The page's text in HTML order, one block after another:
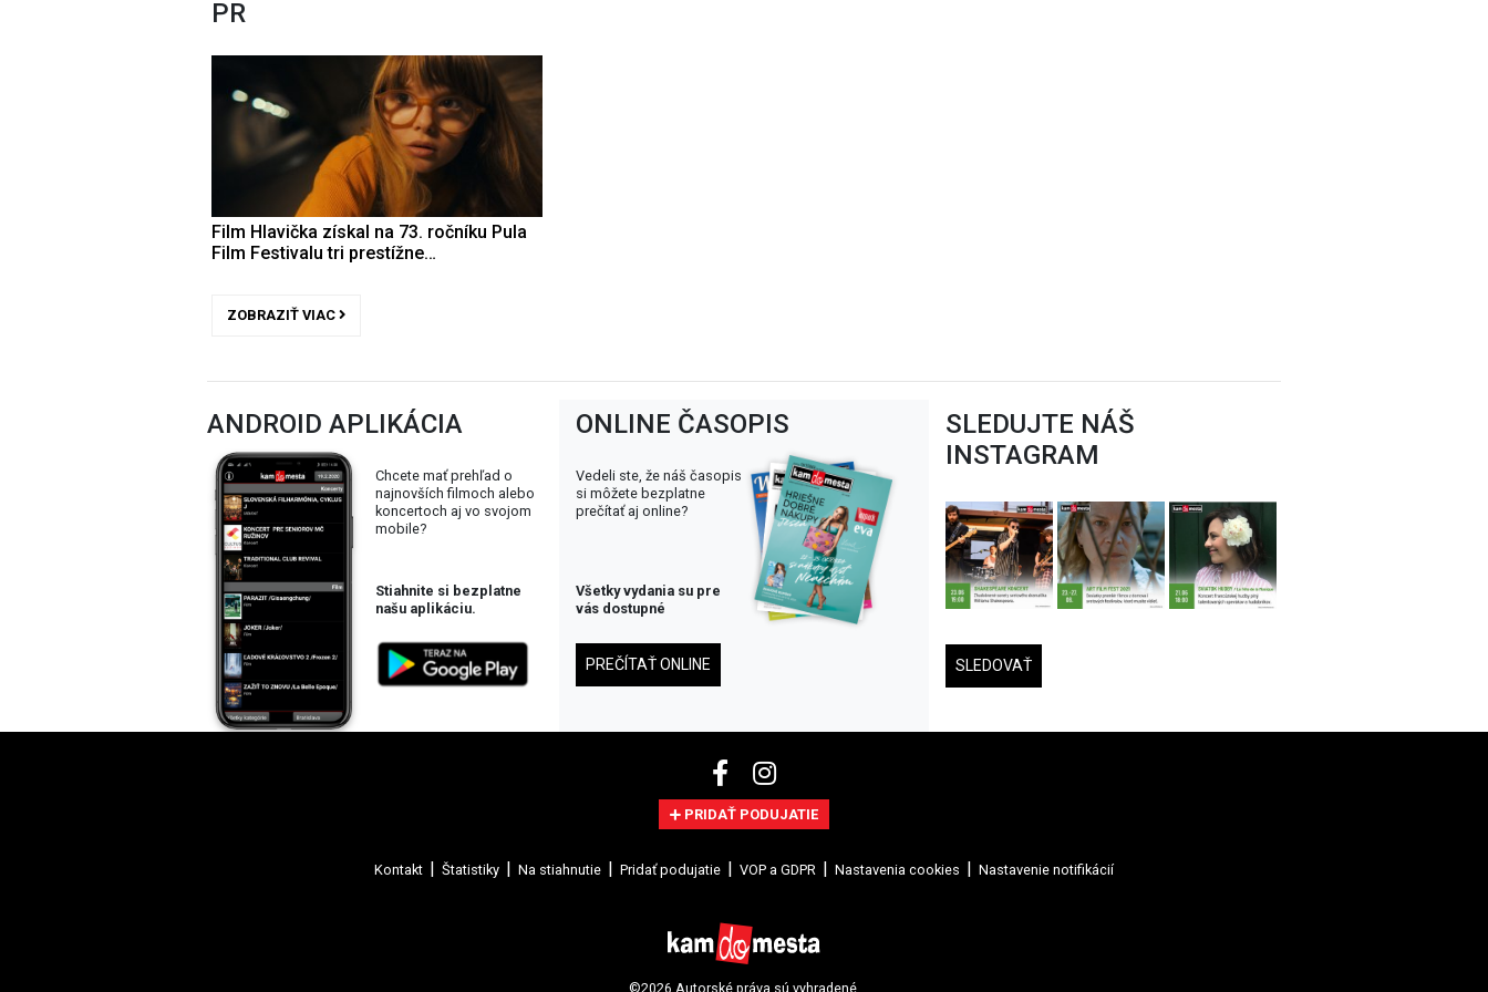
PR
Film Hlavička získal na 73. ročníku Pula
Film Festivalu tri prestížne…
ZOBRAZIŤ VIAC
ANDROID APLIKÁCIA
Chcete mať prehľad o
najnovších filmoch alebo
koncertoch aj vo svojom
mobile?
Stiahnite si bezplatne
našu aplikáciu.
ONLINE ČASOPIS
Vedeli ste, že náš časopis
si môžete bezplatne
prečítať aj online?
Všetky vydania su pre
vás dostupné
PREČÍTAŤ ONLINE
SLEDUJTE NÁŠ
INSTAGRAM
SLEDOVAŤ
PRIDAŤ PODUJATIE
Kontakt Štatistiky Na stiahnutie Pridať podujatie VOP a GDPR Nastavenia cookies Nastavenie notifikácií
©2026 Autorské práva sú vyhradené.